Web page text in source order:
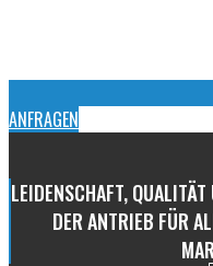
ANFRAGEN
LEIDENSCHAFT,
DER ANTRIEB FÜR